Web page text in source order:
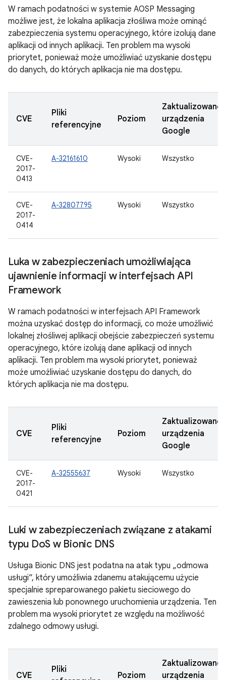
W ramach podatności w systemie AOSP Messaging
możliwe jest, że lokalna aplikacja złośliwa może ominąć
zabezpieczenia systemu operacyjnego, które izolują dane
aplikacji od innych aplikacji. Ten problem ma wysoki
priorytet, ponieważ może umożliwiać uzyskanie dostępu
do danych, do których aplikacja nie ma dostępu.
CVE
Pliki
referencyjne
Poziom
Zaktualizowane
urządzenia
Google
CVE-
2017-
0413
A-32161610 Wysoki Wszystko
CVE-
2017-
0414
A-32807795 Wysoki Wszystko
Luka w zabezpieczeniach umożliwiająca
ujawnienie informacji w interfejsach API
Framework
W ramach podatności w interfejsach API Framework
można uzyskać dostęp do informacji, co może umożliwić
lokalnej złośliwej aplikacji obejście zabezpieczeń systemu
operacyjnego, które izolują dane aplikacji od innych
aplikacji. Ten problem ma wysoki priorytet, ponieważ
może umożliwiać uzyskanie dostępu do danych, do
których aplikacja nie ma dostępu.
CVE
Pliki
referencyjne
Poziom
Zaktualizowane
urządzenia
Google
CVE-
2017-
0421
A-32555637 Wysoki Wszystko
Luki w zabezpieczeniach związane z atakami
typu DoS w Bionic DNS
Usługa Bionic DNS jest podatna na atak typu „odmowa
usługi”, który umożliwia zdanemu atakującemu użycie
specjalnie spreparowanego pakietu sieciowego do
zawieszenia lub ponownego uruchomienia urządzenia. Ten
problem ma wysoki priorytet ze względu na możliwość
zdalnego odmowy usługi.
CVE
Pliki
Poziom
Zaktualizowane
urządzenia